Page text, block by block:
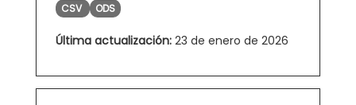
CSV ODS
Última actualización: 23 de enero de 2026